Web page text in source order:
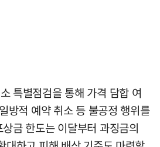
특별점검을 통해 가격 담합 여
방적 예약 취소 등 불공정 행위를
금 한도는 이달부터 과징금의